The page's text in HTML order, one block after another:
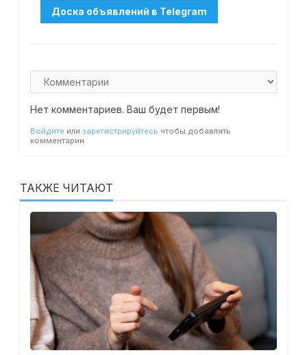
Нет комментариев. Ваш будет первым!
Войдите или зарегистрируйтесь чтобы добавлять
комментарии
ТАКЖЕ ЧИТАЮТ